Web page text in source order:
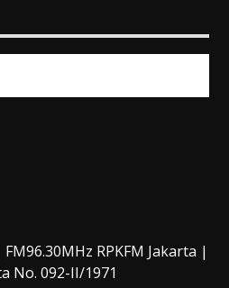
RPKFM Jakarta |
No. 092-II/1971